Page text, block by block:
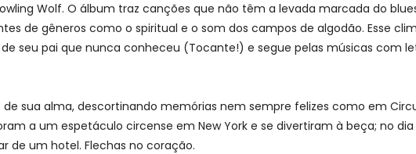
Wolf. O álbum traz canções que não têm a levada marcada do
de gêneros como o spiritual e o som dos campos de algodão. Esse
de seu pai que nunca conheceu (Tocante!) e segue pelas músicas com
sua alma, descortinando memórias nem sempre felizes como em
a um espetáculo circense em New York e se divertiram à beça; no dia
de um hotel. Flechas no coração.